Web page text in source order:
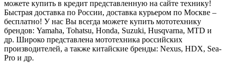
можете купить в кредит представленную на сайте технику!
Быстрая доставка по России, доставка курьером по Москве –
бесплатно! У нас Вы всегда можете купить мототехнику
брендов: Yamaha, Tohatsu, Honda, Suzuki, Husqvarna, MTD и
др. Широко представлена мототехника российских
производителей, а также китайские бренды: Nexus, HDX, Sea-
Pro и др.